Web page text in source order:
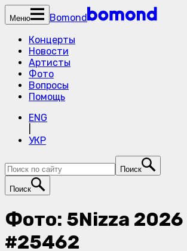
Меню
Bomond
Концерты
Новости
Артисты
Фото
Вопросы
Помощь
ENG
УКР
Поиск
Поиск
Фото: 5Nizza 2026
#25462